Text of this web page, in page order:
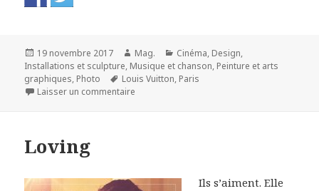
Publié
le
19 novembre 2017 Auteur
Mag. Catégories
Cinéma, Design,
Installations et sculpture, Musique et chanson, Peinture et arts
graphiques, Photo
Mots-
clés
Louis Vuitton, Paris
Laisser un commentaire
Loving
Ils s’aiment. Elle